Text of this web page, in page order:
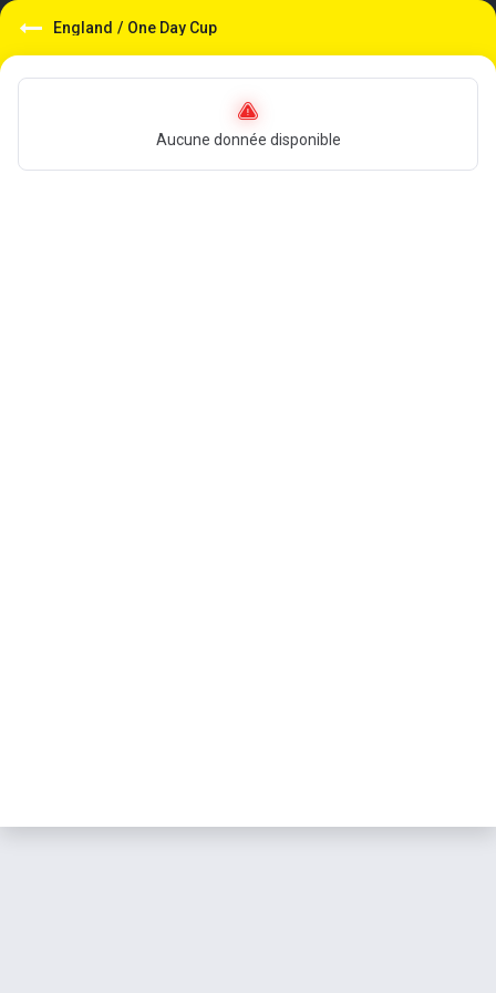
England / One Day Cup
Aucune donnée disponible